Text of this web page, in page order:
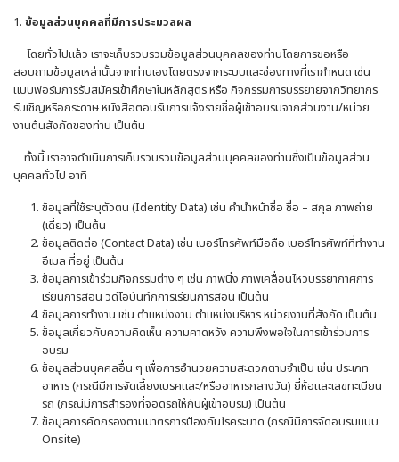
1. ข้อมูลส่วนบุคคลที่มีการประมวลผล
โดยทั่วไปแล้ว เราจะเก็บรวบรวมข้อมูลส่วนบุคคลของท่านโดยการขอหรือ
สอบถามข้อมูลเหล่านั้นจากท่านเองโดยตรงจากระบบและช่องทางที่เรากำหนด เช่น
แบบฟอร์มการรับสมัครเข้าศึกษาในหลักสูตร หรือ กิจกรรมการบรรยายจากวิทยากร
รับเชิญหรือกระดาษ หนังสือตอบรับการแจ้งรายชื่อผู้เข้าอบรมจากส่วนงาน/หน่วย
งานต้นสังกัดของท่าน เป็นต้น
ทั้งนี้ เราอาจดำเนินการเก็บรวบรวมข้อมูลส่วนบุคคลของท่านซึ่งเป็นข้อมูลส่วน
บุคคลทั่วไป อาทิ
ข้อมูลที่ใช้ระบุตัวตน (Identity Data) เช่น คำนำหน้าชื่อ ชื่อ – สกุล ภาพถ่าย
(เดี่ยว) เป็นต้น
ข้อมูลติดต่อ (Contact Data) เช่น เบอร์โทรศัพท์มือถือ เบอร์โทรศัพท์ที่ทำงาน
อีเมล ที่อยู่ เป็นต้น
ข้อมูลการเข้าร่วมกิจกรรมต่าง ๆ เช่น ภาพนิ่ง ภาพเคลื่อนไหวบรรยากาศการ
เรียนการสอน วิดีโอบันทึกการเรียนการสอน เป็นต้น
ข้อมูลการทำงาน เช่น ตำแหน่งงาน ตำแหน่งบริหาร หน่วยงานที่สังกัด เป็นต้น
ข้อมูลเกี่ยวกับความคิดเห็น ความคาดหวัง ความพึงพอใจในการเข้าร่วมการ
อบรม
ข้อมูลส่วนบุคคลอื่น ๆ เพื่อการอำนวยความสะดวกตามจำเป็น เช่น ประเภท
อาหาร (กรณีมีการจัดเลี้ยงเบรคและ/หรืออาหารกลางวัน) ยี่ห้อและเลขทะเบียน
รถ (กรณีมีการสำรองที่จอดรถให้กับผู้เข้าอบรม) เป็นต้น
ข้อมูลการคัดกรองตามมาตรการป้องกันโรคระบาด (กรณีมีการจัดอบรมแบบ
Onsite)